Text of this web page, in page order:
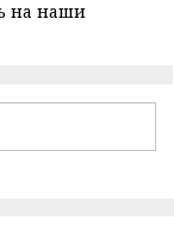
на наши